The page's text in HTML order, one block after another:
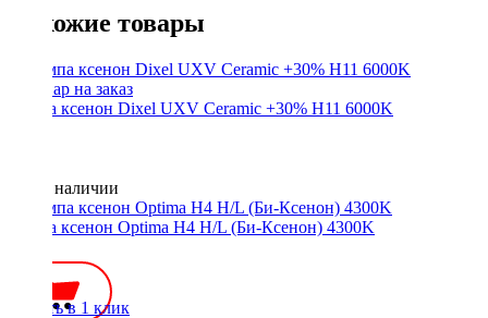
Похожие товары
Лампа ксенон Dixel UXV Ceramic +30% H11 6000K
Нет в наличии
Лампа ксенон Optima H4 H/L (Би-Ксенон) 4300K
Купить в 1 клик